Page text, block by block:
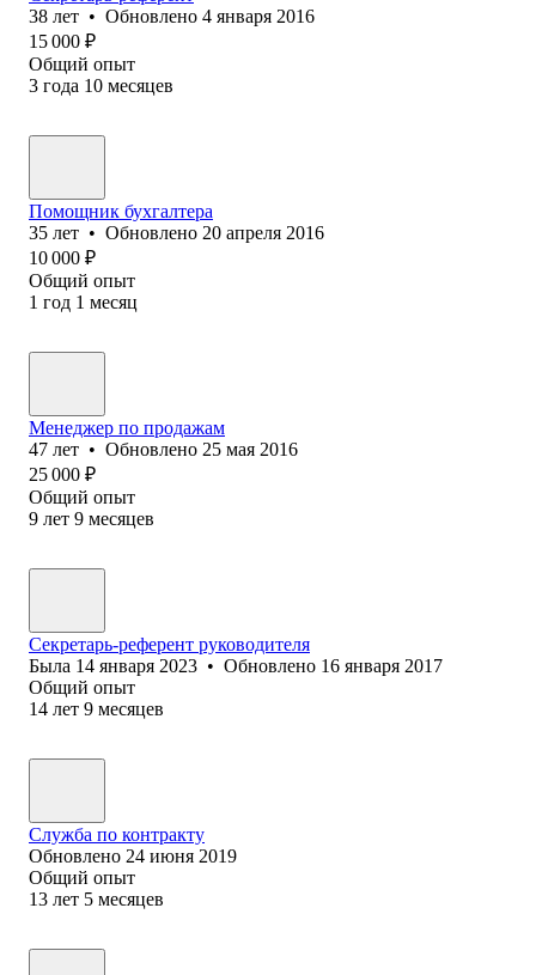
38 лет • Обновлено 4 января 2016
15 000 ₽
Общий опыт
3 года 10 месяцев
Помощник бухгалтера
35 лет • Обновлено 20 апреля 2016
10 000 ₽
Общий опыт
1 год 1 месяц
Менеджер по продажам
47 лет • Обновлено 25 мая 2016
25 000 ₽
Общий опыт
9 лет 9 месяцев
Секретарь-референт руководителя
Была 14 января 2023 • Обновлено 16 января 2017
Общий опыт
14 лет 9 месяцев
Служба по контракту
Обновлено 24 июня 2019
Общий опыт
13 лет 5 месяцев